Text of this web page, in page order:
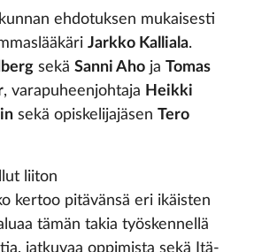
ehdotuksen mukaisesti
Jarkko Kalliala.
sekä Sanni Aho ja Tomas
, varapuheenjohtaja Heikki
sekä opiskelijajäsen Tero
liiton
kertoo pitävänsä eri ikäisten
tämän takia työskennellä
jatkuvaa oppimista sekä Itä-